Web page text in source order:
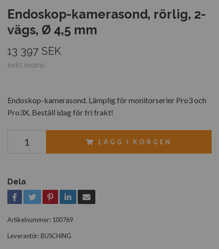
Endoskop-kamerasond, rörlig, 2-
vägs, Ø 4,5 mm
13 397 SEK
exkl. moms
Endoskop-kamerasond. Lämplig för monitorserier Pro3 och
Pro3X. Beställ idag för fri frakt!
LÄGG I KORGEN
Dela
Artikelnummer: 100769
Leverantör: BUSCHiNG